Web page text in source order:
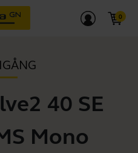
40 SE
Mono